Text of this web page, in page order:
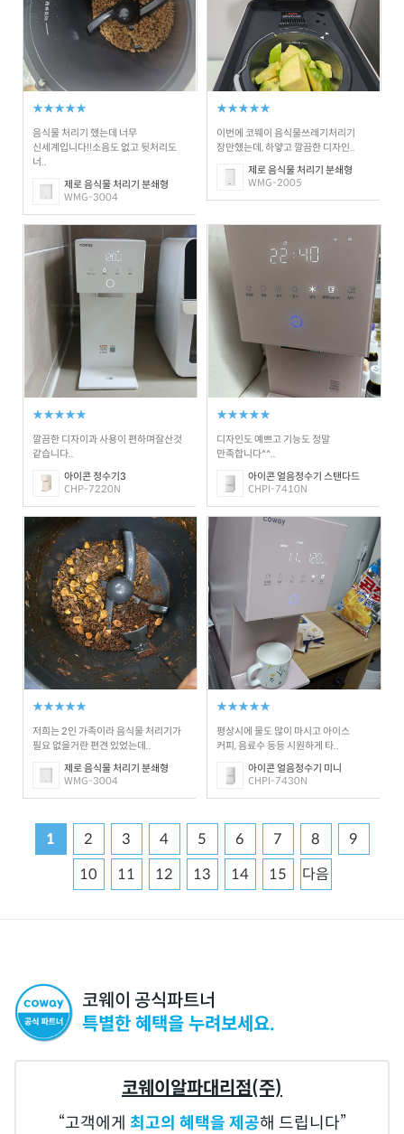
★★★★★
음식물 처리기 했는데 너무
신세계입니다!!소음도 없고 뒷처리도
너..
제로 음식물 처리기 분쇄형
WMG-3004
★★★★★
이번에 코웨이 음식물쓰레기처리기
장만했는데, 하얗고 깔끔한 디자인..
제로 음식물 처리기 분쇄형
WMG-2005
★★★★★
깔끔한 디자이과 사용이 편하며잘산것
같습니다..
아이콘 정수기3
CHP-7220N
★★★★★
디자인도 예쁘고 기능도 정말
만족합니다^^..
아이콘 얼음정수기 스탠다드
CHPI-7410N
★★★★★
저희는 2인 가족이라 음식물 처리기가
필요 없을거란 편견 있었는데..
제로 음식물 처리기 분쇄형
WMG-3004
★★★★★
평상시에 물도 많이 마시고 아이스
커피, 음료수 등등 시원하게 타..
아이콘 얼음정수기 미니
CHPI-7430N
1 2 3 4 5 6 7 8
9
10
11 12 13 14 15 다음
코웨이 공식파트너
특별한 혜택을 누려보세요.
코웨이알파대리점(주)
고객에게 최고의 혜택을 제공해 드립니다